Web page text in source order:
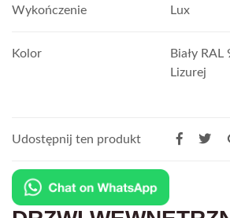
Wykończenie Lux
Kolor
Biały
Lizurej
Udostępnij ten produkt